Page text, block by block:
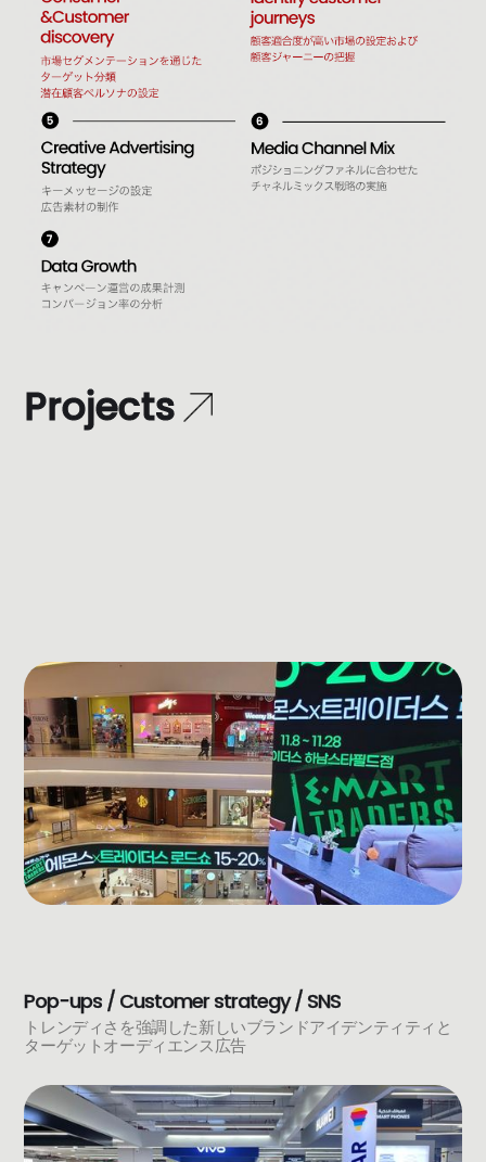
Projects
Pop-ups / Customer strategy / SNS
トレンディさを強調した新しいブランドアイデンティティと
ターゲットオーディエンス広告